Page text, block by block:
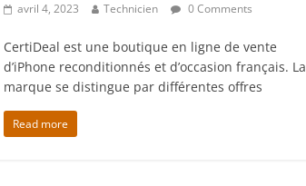
avril 4, 2023 Technicien 0 Comments
CertiDeal est une boutique en ligne de vente
d’iPhone reconditionnés et d’occasion français. La
marque se distingue par différentes offres
Read more